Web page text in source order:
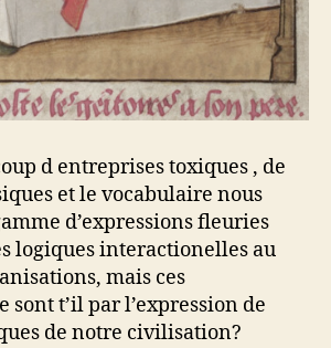
d entreprises toxiques , de
et le vocabulaire nous
d’expressions fleuries
logiques interactionelles au
mais ces
sont t’il par l’expression de
de notre civilisation?